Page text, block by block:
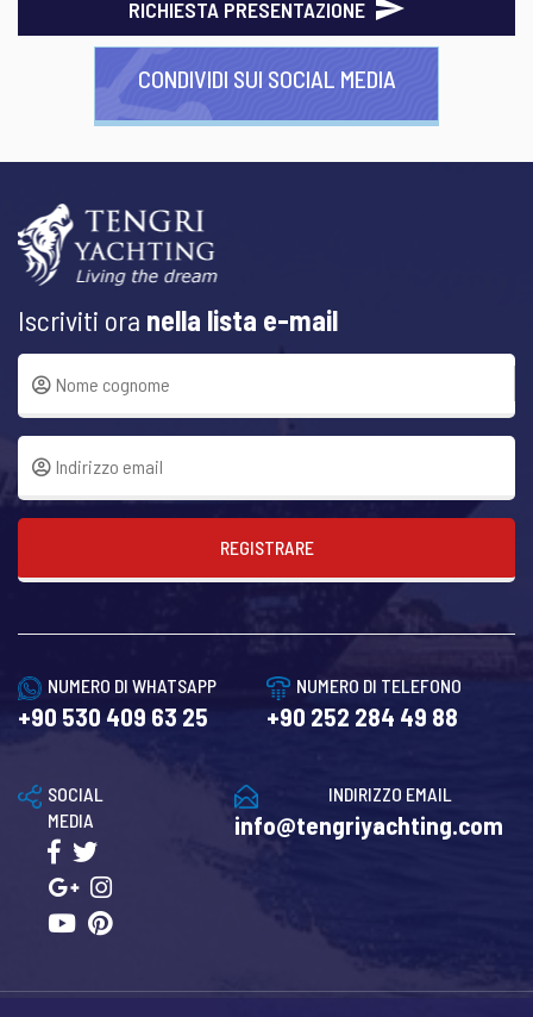
RICHIESTA PRESENTAZIONE
CONDIVIDI SUI SOCIAL MEDIA
Iscriviti ora nella lista e-mail
REGISTRARE
NUMERO DI WHATSAPP
+90 530 409 63 25
NUMERO DI TELEFONO
+90 252 284 49 88
INDIRIZZO EMAIL
info@tengriyachting.com
SOCIAL
MEDIA